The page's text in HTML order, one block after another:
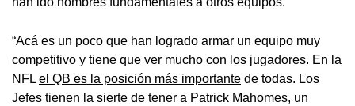
“Acá es un poco que han logrado armar un equipo muy
competitivo y tiene que ver mucho con los jugadores. En la
NFL el QB es la posición más importante de todas. Los
Jefes tienen la sierte de tener a Patrick Mahomes, un